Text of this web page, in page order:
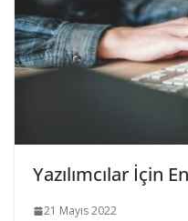
Yazılımcılar İçin
21 Mayıs 2022